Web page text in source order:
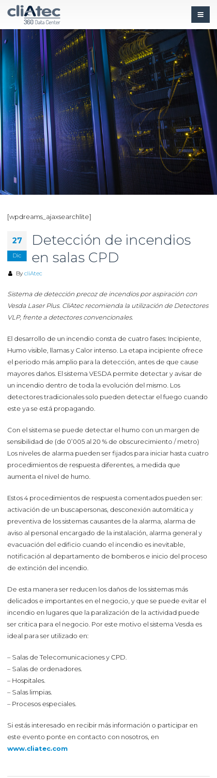
[wpdreams_ajaxsearchlite]
27
Dic
Detección de incendios
en salas CPD
By cliAtec
Sistema de detección precoz de incendios por aspiración con
Vesda Laser Plus. CliAtec recomienda la utilización de Detectores
VLP, frente a detectores convencionales.
El desarrollo de un incendio consta de cuatro fases: Incipiente,
Humo visible, llamas y Calor intenso. La etapa incipiente ofrece
el periodo más amplio para la detección, antes de que cause
mayores daños. El sistema VESDA permite detectar y avisar de
un incendio dentro de toda la evolución del mismo. Los
detectores tradicionales solo pueden detectar el fuego cuando
este ya se está propagando.
Con el sistema se puede detectar el humo con un margen de
sensibilidad de (de 0’005 al 20 % de obscurecimiento / metro)
Los niveles de alarma pueden ser fijados para iniciar hasta cuatro
procedimientos de respuesta diferentes, a medida que
aumenta el nivel de humo.
Estos 4 procedimientos de respuesta comentados pueden ser:
activación de un buscapersonas, desconexión automática y
preventiva de los sistemas causantes de la alarma, alarma de
aviso al personal encargado de la instalación, alarma general y
evacuación del edificio cuando el incendio es inevitable,
notificación al departamento de bomberos e inicio del proceso
de extinción del incendio.
De esta manera ser reducen los daños de los sistemas más
delicados e importantes en el negocio, y que se puede evitar el
incendio en lugares que la paralización de la actividad puede
ser critica para el negocio. Por este motivo el sistema Vesda es
ideal para ser utilizado en:
– Salas de Telecomunicaciones y CPD.
– Salas de ordenadores.
– Hospitales.
– Salas limpias.
– Procesos especiales.
Si estás interesado en recibir más información o participar en
este evento ponte en contacto con nosotros, en
www.cliatec.com